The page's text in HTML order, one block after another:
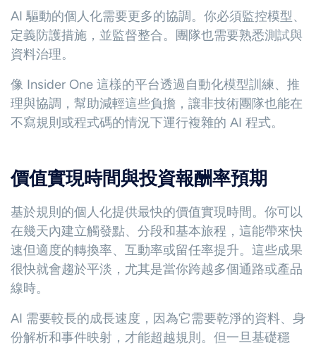
AI 驅動的個人化需要更多的協調。你必須監控模型、
定義防護措施，並監督整合。團隊也需要熟悉測試與
資料治理。
像 Insider One 這樣的平台透過自動化模型訓練、推
理與協調，幫助減輕這些負擔，讓非技術團隊也能在
不寫規則或程式碼的情況下運行複雜的 AI 程式。
價值實現時間與投資報酬率預期
基於規則的個人化提供最快的價值實現時間。你可以
在幾天內建立觸發點、分段和基本旅程，這能帶來快
速但適度的轉換率、互動率或留任率提升。這些成果
很快就會趨於平淡，尤其是當你跨越多個通路或產品
線時。
AI 需要較長的成長速度，因為它需要乾淨的資料、身
份解析和事件映射，才能超越規則。但一旦基礎穩